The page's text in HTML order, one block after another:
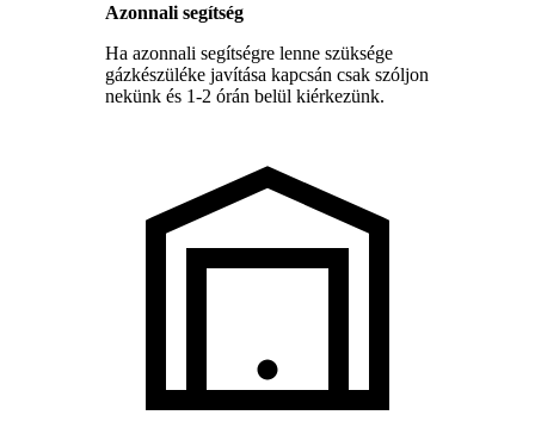
Azonnali segítség
Ha azonnali segítségre lenne szüksége
gázkészüléke javítása kapcsán csak szóljon
nekünk és 1-2 órán belül kiérkezünk.